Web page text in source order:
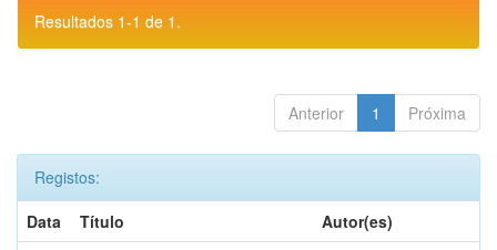
Resultados 1-1 de 1.
Anterior 1 Próxima
Registos:
Data
Título
Autor(es)